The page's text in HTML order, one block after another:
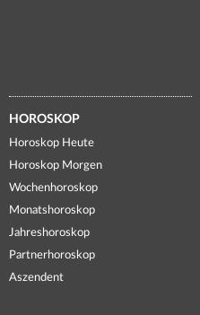
HOROSKOP
Horoskop Heute
Horoskop Morgen
Wochenhoroskop
Monatshoroskop
Jahreshoroskop
Partnerhoroskop
Aszendent